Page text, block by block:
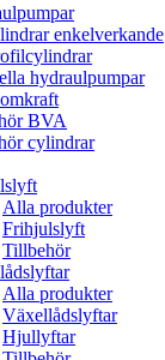
enkelverkande
hydraulpumpar
BVA
cylindrar
Alla produkter
Frihjulslyft
Tillbehör
Alla produkter
Växellådslyftar
Hjullyftar